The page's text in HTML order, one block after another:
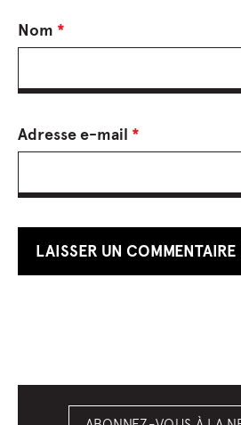
Nom *
Adresse e-mail *